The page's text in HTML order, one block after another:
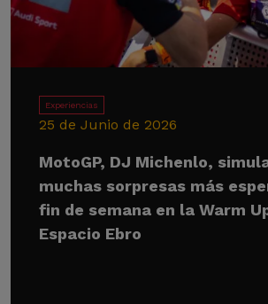
Experiencias
25 de Junio de 2026
MotoGP, DJ Michenlo,
muchas sorpresas más
fin de semana en la Warm
Espacio Ebro